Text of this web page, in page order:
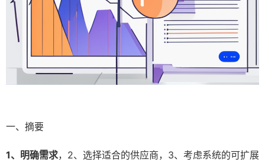
一、摘要
1、明确需求，2、选择适合的供应商，3、考虑系统的可扩展